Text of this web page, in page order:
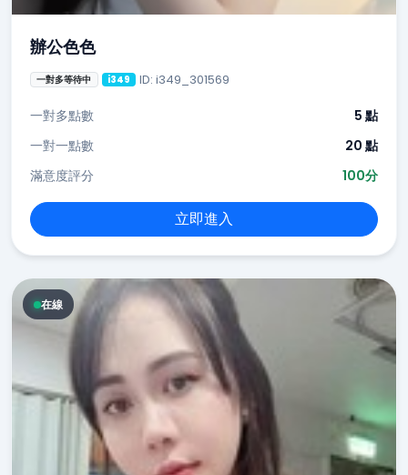
辦公色色
一對多等待中 i349 ID: i349_301569
一對多點數
5 點
一對一點數
20 點
滿意度評分
100分
立即進入
在線